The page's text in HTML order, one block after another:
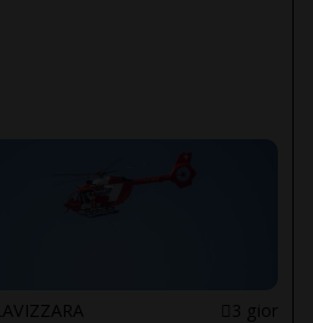
3 gior